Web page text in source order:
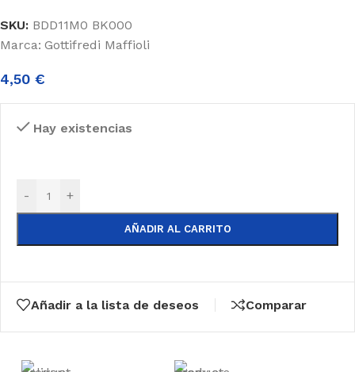
SKU: BDD11M0 BK000
Marca: Gottifredi Maffioli
4,50 €
Hay existencias
- +
AÑADIR AL CARRITO
Añadir a la lista de deseos Comparar